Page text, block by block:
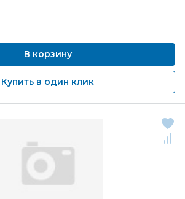
В корзину
Купить в один клик